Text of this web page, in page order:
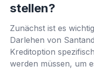
stellen?
Zunächst ist es
Darlehen von
Kreditoption
werden müssen, um